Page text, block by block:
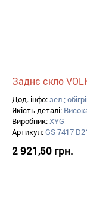
Заднє скло
Дод. інфо:зел.;
Якість деталі:
Виробник:XYG
Артикул:GS 7417
2 921,50 грн.